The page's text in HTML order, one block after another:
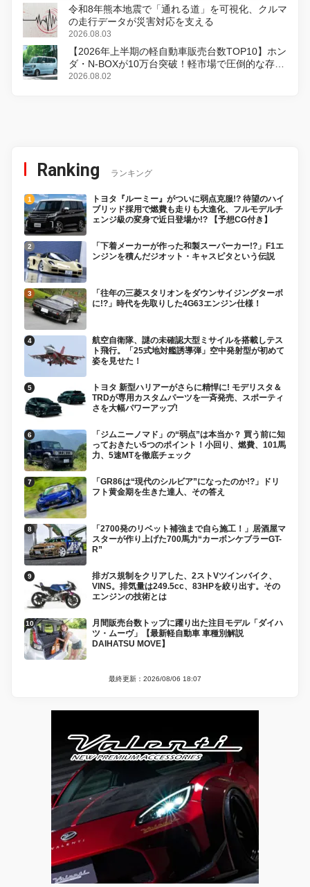
令和8年熊本地震で「通れる道」を可視化、クルマ
の走行データが災害対応を支える
2026.08.03
【2026年上半期の軽自動車販売台数TOP10】ホン
ダ・N-BOXが10万台突破！軽市場で圧倒的な存在
感
2026.08.02
Ranking ランキング
トヨタ『ルーミー』がついに弱点克服!? 待望のハイ
ブリッド採用で燃費も走りも大進化、フルモデルチ
ェンジ級の変身で近日登場か!? 【予想CG付き】
「下着メーカーが作った和製スーパーカー!?」F1エ
ンジンを積んだジオット・キャスピタという伝説
「往年の三菱スタリオンをダウンサイジングターボ
に!?」時代を先取りした4G63エンジン仕様！
航空自衛隊、謎の未確認大型ミサイルを搭載しテス
ト飛行。「25式地対艦誘導弾」空中発射型が初めて
姿を見せた！
トヨタ 新型ハリアーがさらに精悍に! モデリスタ＆
TRDが専用カスタムパーツを一斉発売、スポーティ
さを大幅パワーアップ!
「ジムニーノマド」の“弱点”は本当か？ 買う前に知
っておきたい5つのポイント！小回り、燃費、101馬
力、5速MTを徹底チェック
「GR86は“現代のシルビア”になったのか!?」ドリ
フト黄金期を生きた達人、その答え
「2700発のリベット補強まで自ら施工！」居酒屋マ
スターが作り上げた700馬力“カーボンケブラーGT-
R”
排ガス規制をクリアした、2ストVツインバイク、
VINS。排気量は249.5cc、83HPを絞り出す。その
エンジンの技術とは
月間販売台数トップに躍り出た注目モデル「ダイハ
ツ・ムーヴ」【最新軽自動車 車種別解説
DAIHATSU MOVE】
最終更新：2026/08/06 18:07